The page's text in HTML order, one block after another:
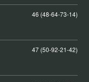
46 (48-64-73-14)
47 (50-92-21-42)